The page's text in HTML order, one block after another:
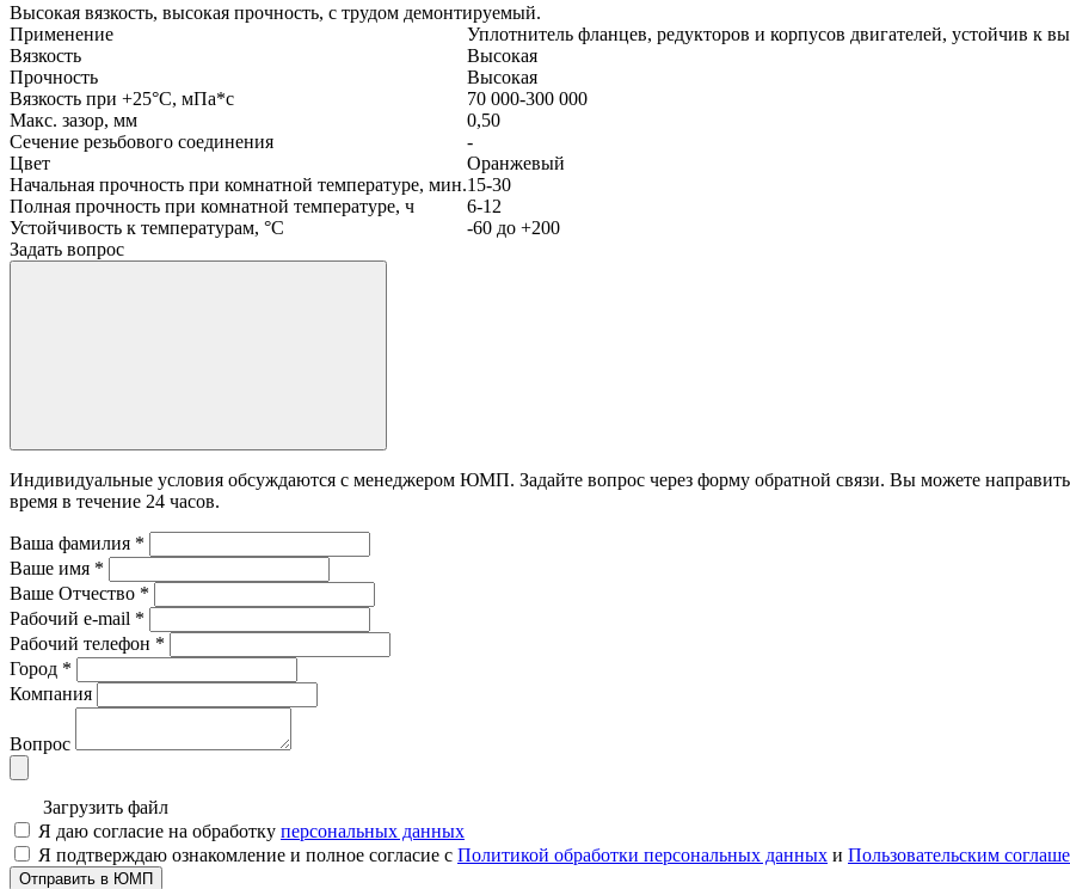
Высокая вязкость, высокая прочность, с трудом демонтируемый.
Применение
Уплотнитель фланцев, редукторов и корпусов двигателей, устойчив к
Вязкость
Высокая
Прочность
Высокая
Вязкость при +25°С, мПа*с
70 000-300 000
Макс. зазор, мм
0,50
Сечение резьбового соединения
-
Цвет
Оранжевый
Начальная прочность при комнатной температуре, мин.15-30
Полная прочность при комнатной температуре, ч
6-12
Устойчивость к температурам, °С
-60 до +200
Задать вопрос
Индивидуальные условия обсуждаются с менеджером ЮМП. Задайте вопрос через форму обратной связи. Вы можете
время в течение 24 часов.
Ваша фамилия *
Ваше имя *
Ваше Отчество *
Рабочий e-mail *
Рабочий телефон *
Город *
Компания
Вопрос
Загрузить файл
Я даю согласие на обработку персональных данных
Я подтверждаю ознакомление и полное согласие с Политикой обработки персональных данных и Пользовательским
Отправить в ЮМП